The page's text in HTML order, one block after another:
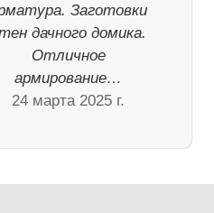
Заготовки
дачного домика.
Отличное
армирование…
24 марта 2025 г.